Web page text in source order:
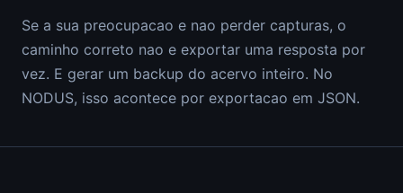
PH Radar
Product Hunt, com histórico
Workspace
Notas, documentos e arquivos no
Comunidades
Ferramentas recomendadas
Se a sua preocupacao e nao perder capturas, o
caminho correto nao e exportar uma resposta por
vez. E gerar um backup do acervo inteiro. No
NODUS, isso acontece por exportacao em JSON.